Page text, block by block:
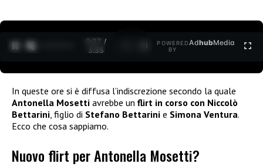
0:28 /
3:35
POWERED
BY
AdhubMedia
In queste ore si è diffusa l’indiscrezione secondo la quale
Antonella Mosetti avrebbe un flirt in corso con Niccolò
Bettarini , figlio di Stefano Bettarini e Simona Ventura.
Ecco che cosa sappiamo.
Nuovo flirt per Antonella Mosetti?